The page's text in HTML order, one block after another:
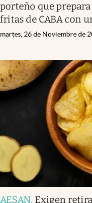
porteño que
fritas de CABA con
martes, 26 de Noviembre de
AESAN. Exigen